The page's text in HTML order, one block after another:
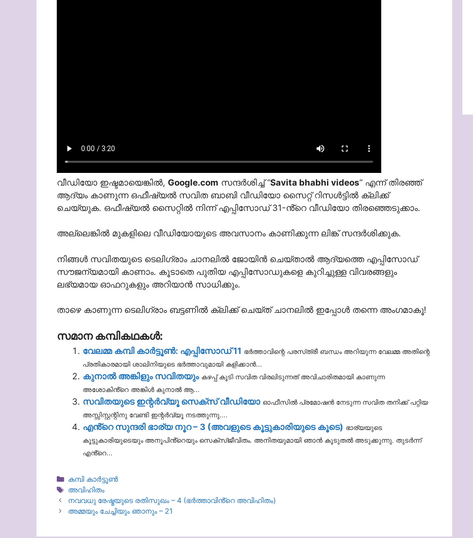
വീഡിയോ ഇഷ്ടമായെങ്കിൽ, Google.com സന്ദർശിച്ച് “Savita bhabhi videos” എന്ന് തിരഞ്ഞ്
ആദ്യം കാണുന്ന ഒഫീഷ്യൽ സവിത ബാബി വീഡിയോ സൈറ്റ് റിസൾട്ടിൽ ക്ലിക്ക്
ചെയ്യുക. ഒഫീഷ്യൽ സൈറ്റിൽ നിന്ന് എപ്പിസോഡ് 31-ൻ്റെ വീഡിയോ തിരഞ്ഞെടുക്കാം.
അല്ലെങ്കിൽ മുകളിലെ വീഡിയോയുടെ അവസാനം കാണിക്കുന്ന ലിങ്ക് സന്ദർശിക്കുക.
നിങ്ങൾ സവിതയുടെ ടെലിഗ്രാം ചാനലിൽ ജോയിൻ ചെയ്താൽ ആദ്യത്തെ എപ്പിസോഡ്
സൗജന്യമായി കാണാം. കൂടാതെ പുതിയ എപ്പിസോഡുകളെ കുറിച്ചുള്ള വിവരങ്ങളും
ലഭ്യമായ ഓഫറുകളും അറിയാൻ സാധിക്കും.
താഴെ കാണുന്ന ടെലിഗ്രാം ബട്ടണിൽ ക്ലിക്ക് ചെയ്ത് ചാനലിൽ ഇപ്പോൾ തന്നെ അംഗമാകൂ!
സമാന കമ്പികഥകൾ:
വേലമ്മ കമ്പി കാർട്ടൂൺ: എപ്പിസോഡ് 11 ഭർത്താവിന്റെ പരസ്‌ത്രീ ബന്ധം അറിയുന്ന വേലമ്മ അതിന്റെ
പ്രതികാരമായി ശാലിനിയുടെ ഭർത്താവുമായി കളിക്കാൻ...
കുനാൽ അങ്കിളും സവിതയും കഴപ്പ് കൂടി സവിത വിരലിടുന്നത് അവിചാരിതമായി കാണുന്ന
അശോകിൻ്റെ അങ്കിൾ കുനാൽ ആ...
സവിതയുടെ ഇന്റർവ്യൂ സെക്സ് വീഡിയോ ഓഫീസിൽ പ്രമോഷൻ നേടുന്ന സവിത തനിക്ക് പറ്റിയ
അസ്സിസ്റ്റന്റിനു വേണ്ടി ഇന്റർവ്യൂ നടത്തുന്നു....
എൻ്റെ സുന്ദരി ഭാര്യ നൂറ – 3 (അവളുടെ കൂട്ടുകാരിയുടെ കൂടെ) ഭാര്യയുടെ
കൂട്ടുകാരിയുടെയും അനൂപിൻ്റെയും സെക്സ്ജീവിതം. അനിതയുമായി ഞാൻ കൂടുതൽ അടുക്കുന്നു. തുടർന്ന്
എൻ്റെ...
Categories
കമ്പി കാർട്ടൂൺ
Tags
അവിഹിതം
നവവധു രേഷ്മയുടെ രതിസുഖം – 4 (ഭർത്താവിൻ്റെ അവിഹിതം)
അമ്മയും ചേച്ചിയും ഞാനും – 21